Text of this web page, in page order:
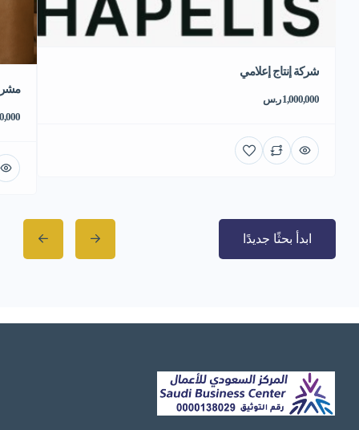
شركة إنتاج إعلامي
1,000,000 ر.س
ابدأ بحثًا جديدًا